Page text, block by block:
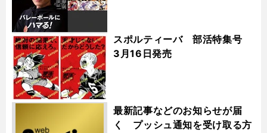
スポルティーバ 部活特集号
3月16日発売
最新記事などのお知らせが届
く プッシュ通知を受け取る方